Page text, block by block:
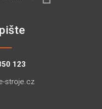
123
stroje.cz